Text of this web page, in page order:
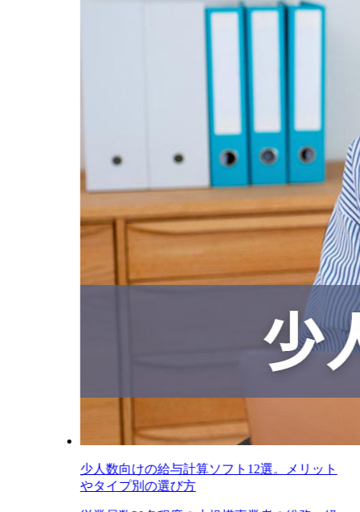
少人数向けの給与計算ソフト12選。メリット
やタイプ別の選び方